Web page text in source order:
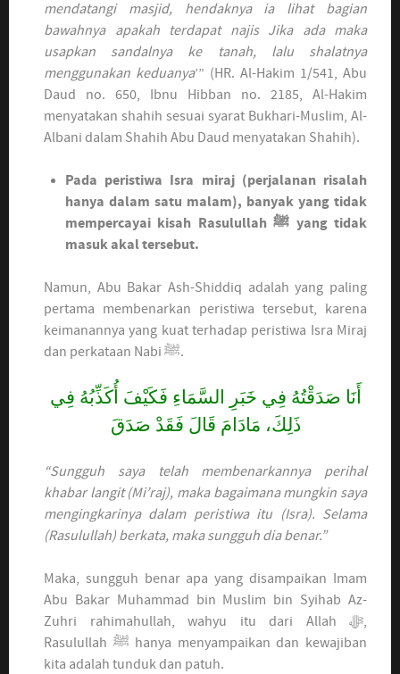
mendatangi masjid, hendaknya ia lihat bagian
bawahnya apakah terdapat najis Jika ada maka
usapkan sandalnya ke tanah, lalu shalatnya
menggunakan keduanya’” (HR. Al-Hakim 1/541, Abu
Daud no. 650, Ibnu Hibban no. 2185, Al-Hakim
menyatakan shahih sesuai syarat Bukhari-Muslim, Al-
Albani dalam Shahih Abu Daud menyatakan Shahih).
Pada peristiwa Isra miraj (perjalanan risalah
hanya dalam satu malam), banyak yang tidak
mempercayai kisah Rasulullah ﷺ yang tidak
masuk akal tersebut.
Namun, Abu Bakar Ash-Shiddiq adalah yang paling
pertama membenarkan peristiwa tersebut, karena
keimanannya yang kuat terhadap peristiwa Isra Miraj
dan perkataan Nabi ﷺ.
أَنَا صَدَقْتُهُ فِي خَبَرِ السَّمَاءِ فَكَيْفَ أُكَذِّبُهُ فِي
ذَلِكَ، مَادَامَ قَالَ فَقَدْ صَدَقَ
“Sungguh saya telah membenarkannya perihal
khabar langit (Mi’raj), maka bagaimana mungkin saya
mengingkarinya dalam peristiwa itu (Isra). Selama
(Rasulullah) berkata, maka sungguh dia benar.”
Maka, sungguh benar apa yang disampaikan Imam
Abu Bakar Muhammad bin Muslim bin Syihab Az-
Zuhri rahimahullah, wahyu itu dari Allah ﷻ,
Rasulullah ﷺ hanya menyampaikan dan kewajiban
kita adalah tunduk dan patuh.